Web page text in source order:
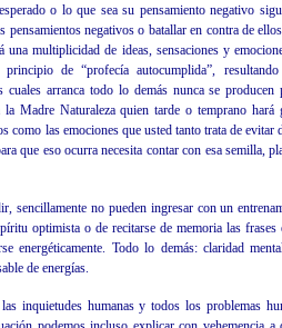
o lo que sea su pensamiento negativo
pensamientos negativos o batallar en contra de
multiplicidad de ideas, sensaciones y
de “profecía autocumplida”,
cuales arranca todo lo demás nunca se
Madre Naturaleza quien tarde o temprano
como las emociones que usted tanto trata de evitar
que eso ocurra necesita contar con esa semilla,
sencillamente no pueden ingresar con un
optimista o de recitarse de memoria las
energéticamente. Todo lo demás: claridad
de energías.
inquietudes humanas y todos los problemas